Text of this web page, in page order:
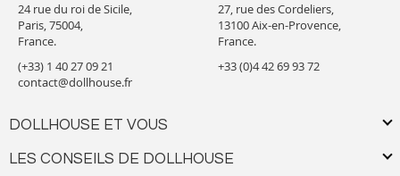
24 rue du roi de Sicile,
Paris, 75004,
France.
(+33) 1 40 27 09 21
contact@dollhouse.fr
DOLLHOUSE ET VOUS
LES CONSEILS DE DOLLHOUSE
27, rue des Cordeliers,
13100 Aix-en-Provence,
France.
+33 (0)4 42 69 93 72